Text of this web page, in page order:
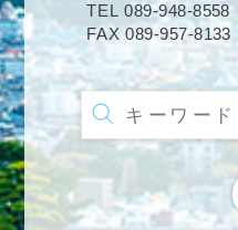
TEL 089-948-8558
FAX 089-957-8133